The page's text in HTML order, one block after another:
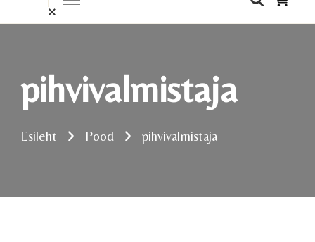
pihvivalmistaja
Esileht Pood pihvivalmistaja